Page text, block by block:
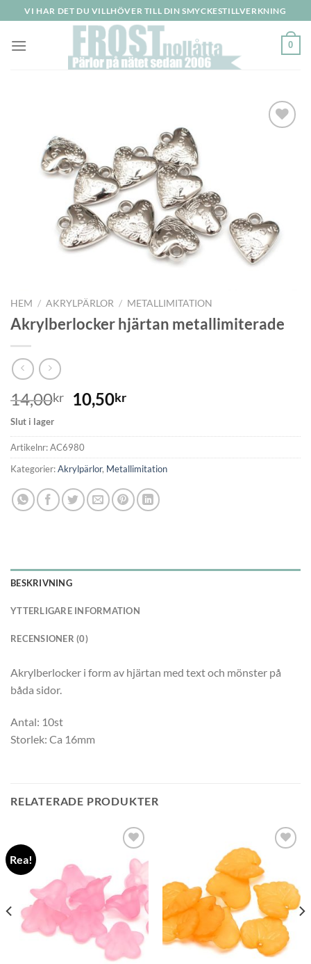
to
content
VI HAR DET DU VILLHÖVER TILL DIN SMYCKESTILLVERKNING
0
HEM / AKRYLPÄRLOR / METALLIMITATION
Akrylberlocker hjärtan metallimiterade
14,00kr 10,50kr
Slut i lager
Artikelnr:AC6980
Kategorier:Akrylpärlor, Metallimitation
BESKRIVNING
YTTERLIGARE INFORMATION
RECENSIONER (0)
Akrylberlocker i form av hjärtan med text och mönster på
båda sidor.
Antal: 10st
Storlek: Ca 16mm
RELATERADE PRODUKTER
Rea!
Lägg
önskelistan
till i
önskelistan